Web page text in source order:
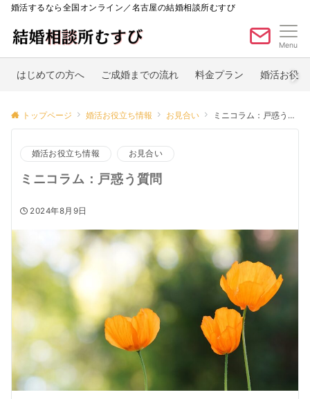
婚活するなら全国オンライン／名古屋の結婚相談所むすび
Menu
はじめての方へ ご成婚までの流れ 料金プラン 婚活お役
トップページ 婚活お役立ち情報 お見合い ミニコラム：戸惑う質問
婚活お役立ち情報 お見合い
ミニコラム：戸惑う質問
2024年8月9日